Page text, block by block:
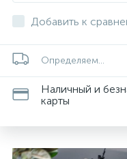
Добавить к
Определяем...
Наличный и
карты